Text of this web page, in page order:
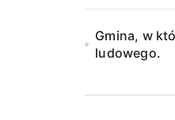
Gmina, w
ludowego.